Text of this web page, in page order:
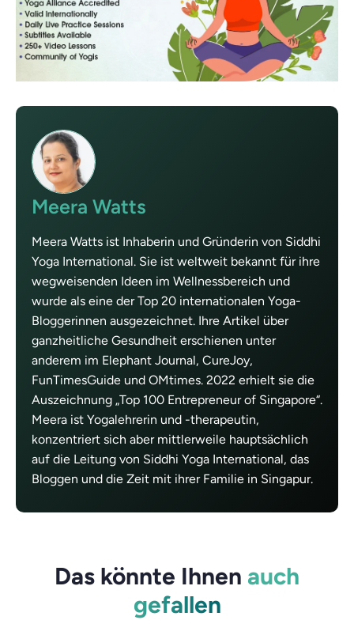
Meera Watts
Meera Watts ist Inhaberin und Gründerin von Siddhi
Yoga International. Sie ist weltweit bekannt für ihre
wegweisenden Ideen im Wellnessbereich und
wurde als eine der Top 20 internationalen Yoga-
Bloggerinnen ausgezeichnet. Ihre Artikel über
ganzheitliche Gesundheit erschienen unter
anderem im Elephant Journal, CureJoy,
FunTimesGuide und OMtimes. 2022 erhielt sie die
Auszeichnung „Top 100 Entrepreneur of Singapore“.
Meera ist Yogalehrerin und -therapeutin,
konzentriert sich aber mittlerweile hauptsächlich
auf die Leitung von Siddhi Yoga International, das
Bloggen und die Zeit mit ihrer Familie in Singapur.
Das könnte Ihnen auch
gefallen